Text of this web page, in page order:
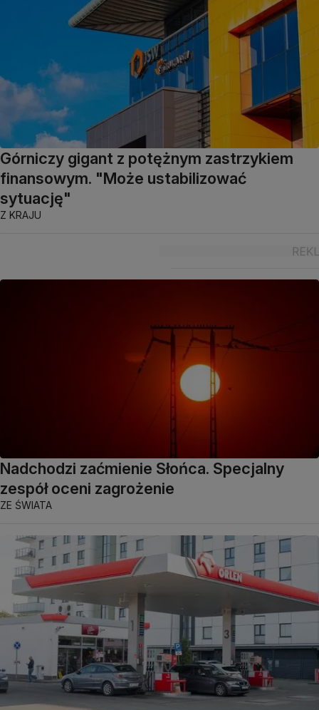
Górniczy gigant z potężnym zastrzykiem
finansowym. "Może ustabilizować
sytuację"
Z KRAJU
Nadchodzi zaćmienie Słońca. Specjalny
zespół oceni zagrożenie
ZE ŚWIATA